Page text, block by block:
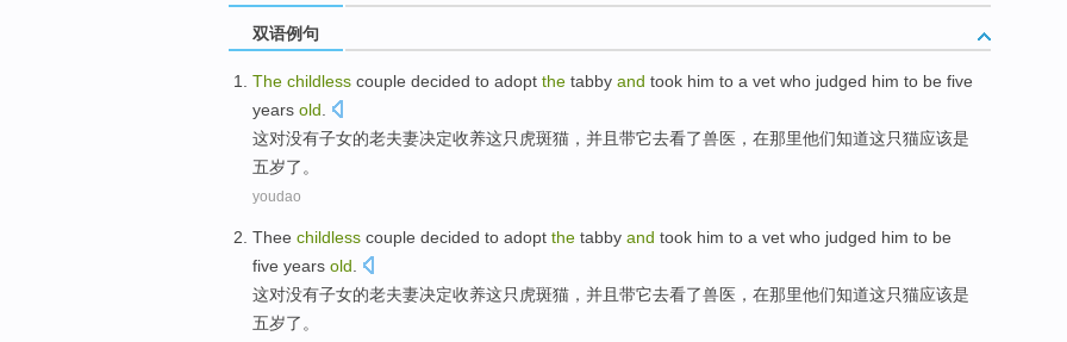
双语例句
The childless couple decided to adopt the tabby and took him to a vet who judged him to be five
years old
这对没有子女的老夫妻决定收养这只虎斑猫， 并且 带它去看了兽医 ，在那里他们知道这只猫应该是
五岁了。
youdao
Thee childless couple decided to adopt the tabby and took him to a vet who judged him to be
five years old
这对没有子女的老夫妻决定收养这只虎斑猫， 并且 带它去看了兽医 ，在那里他们知道这只猫应该是
五岁了。